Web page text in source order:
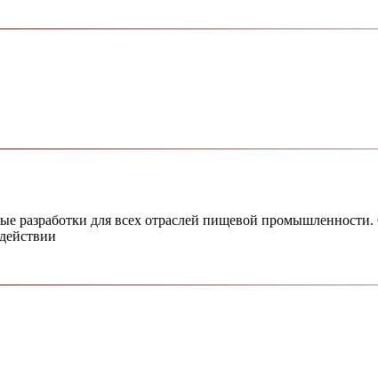
разработки для всех отраслей пищевой